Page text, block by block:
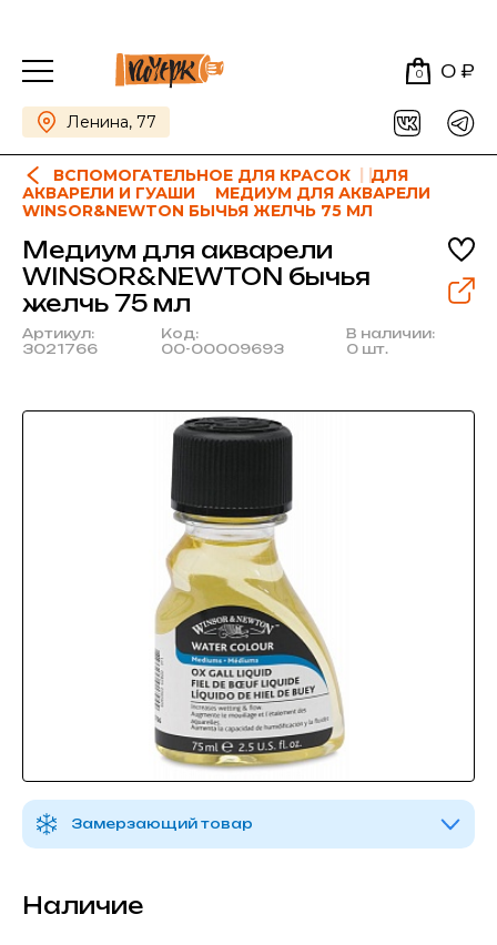
0 0 ₽
Ленина, 77
ВСПОМОГАТЕЛЬНОЕ ДЛЯ КРАСОК
ДЛЯ
АКВАРЕЛИ И ГУАШИ
МЕДИУМ ДЛЯ АКВАРЕЛИ
WINSOR&NEWTON БЫЧЬЯ ЖЕЛЧЬ 75 МЛ
Медиум для акварели
WINSOR&NEWTON бычья
желчь 75 мл
Артикул:
3021766
Код:
00-00009693
В наличии:
0 шт.
Замерзающий товар
Наличие